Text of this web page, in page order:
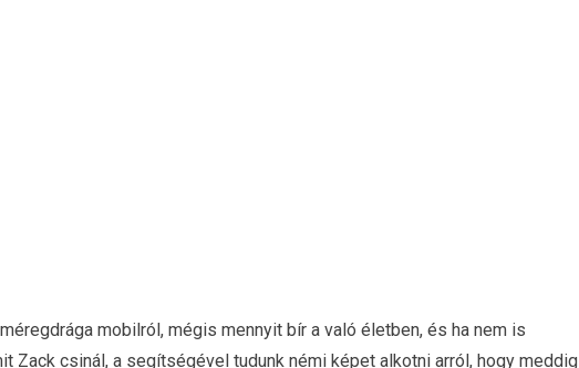
mobilról, mégis mennyit bír a való életben, és ha nem is
Zack csinál, a segítségével tudunk némi képet alkotni arról, hogy meddig